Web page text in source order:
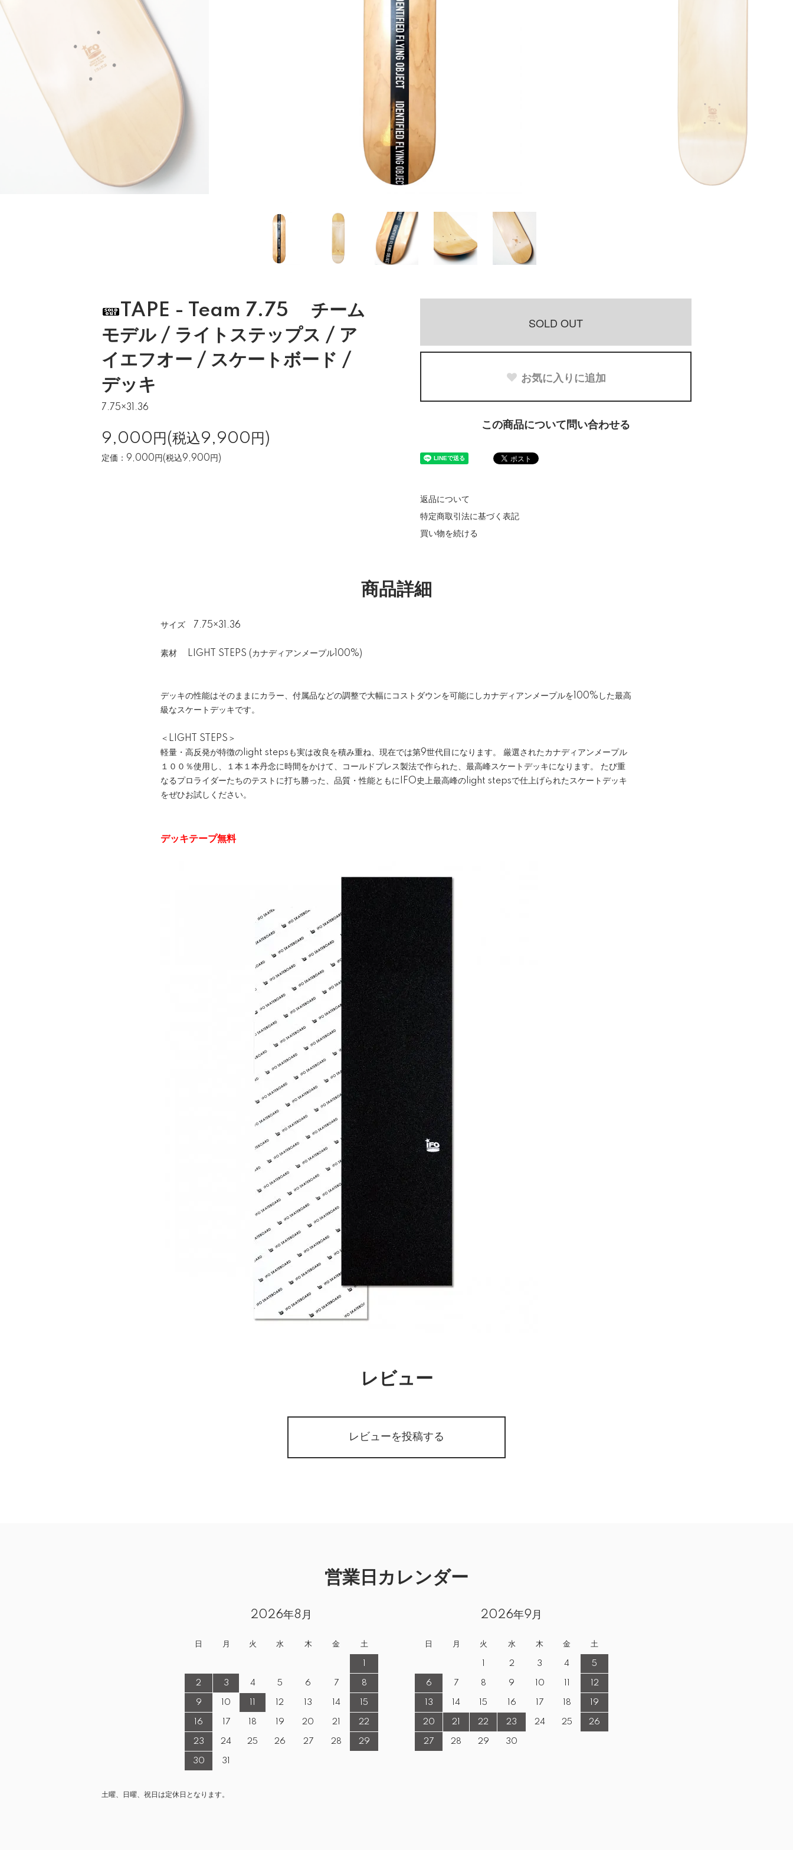
TAPE - Team 7.75 チーム
モデル / ライトステップス / ア
イエフオー / スケートボード /
デッキ
7.75×31.36
9,000円(税込9,900円)
定価：9,000円(税込9,900円)
SOLD OUT
お気に入りに追加
この商品について問い合わせる
返品について
特定商取引法に基づく表記
買い物を続ける
商品詳細
サイズ 7.75×31.36
素材 LIGHT STEPS (カナディアンメープル100%)
デッキの性能はそのままにカラー、付属品などの調整で大幅にコストダウンを可能にしカナディアンメープルを100%した最高
級なスケートデッキです。
＜LIGHT STEPS＞
軽量・高反発が特徴のlight stepsも実は改良を積み重ね、現在では第9世代目になります。 厳選されたカナディアンメープル
１００％使用し、１本１本丹念に時間をかけて、コールドプレス製法で作られた、最高峰スケートデッキになります。 たび重
なるプロライダーたちのテストに打ち勝った、品質・性能ともにIFO史上最高峰のlight stepsで仕上げられたスケートデッキ
をぜひお試しください。
デッキテープ無料
レビュー
レビューを投稿する
営業日カレンダー
2026年8月
日 月 火 水 木 金 土
2 3 4 5 6 7 8
9 10 12 13 14 15
16 17 18 19 20 21 22
23 24 25 26 27 28 29
30 31
2026年9月
日 月 火 水 木 金 土
2 3 4 5
6 7 8 9 10 12
13 14 15 16 17 18 19
20 21 22 23 24 25 26
27 28 29 30
土曜、日曜、祝日は定休日となります。